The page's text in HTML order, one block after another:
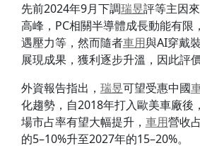
先前2024年9月下調瑞昱評等主因
高峰，PC相關半導體成長動能有限
遇壓力等，然而隨者車用與AI穿戴
展現成果，獲利逐步升溫，因此評
外資報告指出， 瑞昱可望受惠中國
化趨勢，自2018年打入歐美車廠後
場市占率有望大幅提升， 車用營收
的5–10%升至2027年的15–20%。